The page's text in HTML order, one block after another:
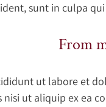
sunt in culpa
From
ut labore et
ut aliquip ex ea